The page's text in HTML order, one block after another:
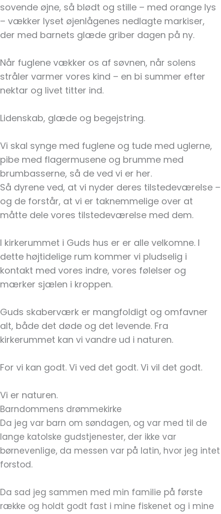
sovende øjne, så blødt og stille – med orange lys
– vækker lyset øjenlågenes nedlagte markiser,
der med barnets glæde griber dagen på ny.
Når fuglene vækker os af søvnen, når solens
stråler varmer vores kind – en bi summer efter
nektar og livet titter ind.
Lidenskab, glæde og begejstring.
Vi skal synge med fuglene og tude med uglerne,
pibe med flagermusene og brumme med
brumbasserne, så de ved vi er her.
Så dyrene ved, at vi nyder deres tilstedeværelse –
og de forstår, at vi er taknemmelige over at
måtte dele vores tilstedeværelse med dem.
I kirkerummet i Guds hus er er alle velkomne. I
dette højtidelige rum kommer vi pludselig i
kontakt med vores indre, vores følelser og
mærker sjælen i kroppen.
Guds skaberværk er mangfoldigt og omfavner
alt, både det døde og det levende. Fra
kirkerummet kan vi vandre ud i naturen.
For vi kan godt. Vi ved det godt. Vi vil det godt.
Vi er naturen.
Barndommens drømmekirke
Da jeg var barn om søndagen, og var med til de
lange katolske gudstjenester, der ikke var
børnevenlige, da messen var på latin, hvor jeg intet
forstod.
Da sad jeg sammen med min familie på første
række og holdt godt fast i mine fiskenet og i mine